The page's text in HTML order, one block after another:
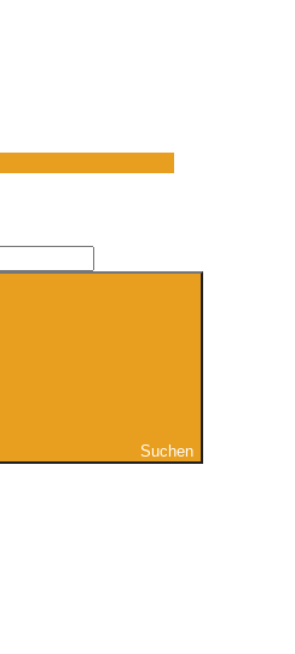
Suchen